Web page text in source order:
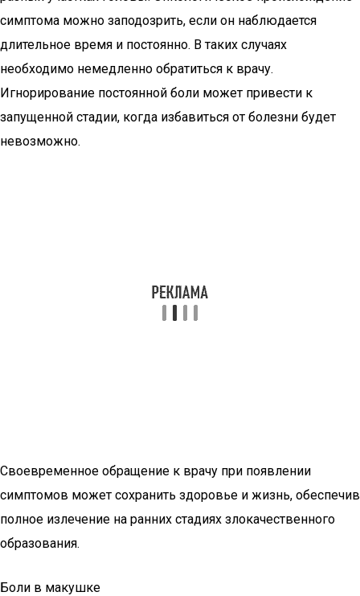
симптома можно заподозрить, если он наблюдается
длительное время и постоянно. В таких случаях
необходимо немедленно обратиться к врачу.
Игнорирование постоянной боли может привести к
запущенной стадии, когда избавиться от болезни будет
невозможно.
Своевременное обращение к врачу при появлении
симптомов может сохранить здоровье и жизнь, обеспечив
полное излечение на ранних стадиях злокачественного
образования.
Боли в макушке